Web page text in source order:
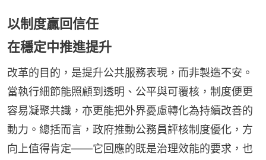
以制度贏回信任
在穩定中推進提升
改革的目的，是提升公共服務表現，而非製造不安。
當執行細節能照顧到透明、公平與可覆核，制度便更
容易凝聚共識，亦更能把外界憂慮轉化為持續改善的
動力。總括而言，政府推動公務員評核制度優化，方
向上值得肯定——它回應的既是治理效能的要求，也